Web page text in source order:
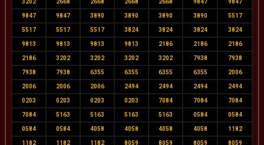
9847 9847 3890 3890 3890 3890 5517
5517 5517 5517 3824 3824 3824 3824
9813 9813 9813 9813 2186 2186 2186
2186 3202 3202 3202 3202 7938 7938
7938 7938 6355 6355 6355 6355 2006
2006 2006 2006 2494 2494 2494 2494
0203 0203 0203 0203 7084 7084 7084
7084 5163 5163 5163 5163 0584 0584
0584 0584 4058 4058 4058 4058 1182
1182 1182 1182 8059 8059 8059 8059